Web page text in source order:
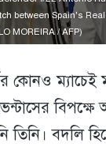
between Spain's
MOREIRA / AFP)
কোনও ম্যাচেই
তিনি। বদলি